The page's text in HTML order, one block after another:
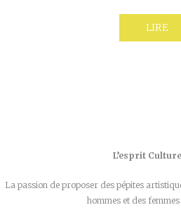
LIRE
L’esprit
La passion de proposer des pépites
hommes et des femmes